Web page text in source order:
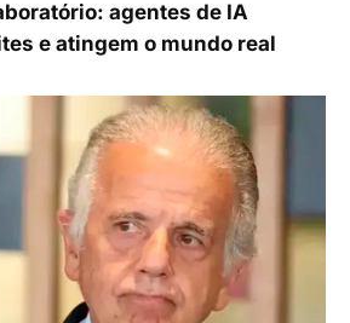
agentes de IA
e atingem o mundo real